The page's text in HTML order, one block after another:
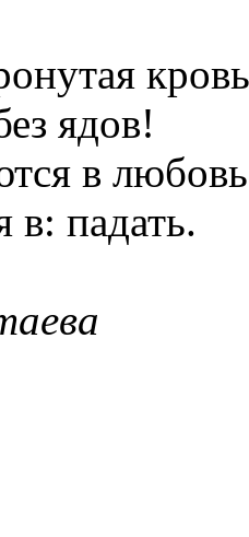
кровь
ядов!
в
в: падать.